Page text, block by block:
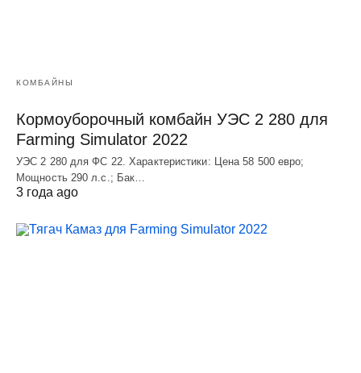
КОМБАЙНЫ
Кормоуборочный комбайн УЭC 2 280 для
Farming Simulator 2022
УЭC 2 280 для ФС 22. Характеристики: Цена 58 500 евро;
Мощность 290 л.с.; Бак…
3 года ago